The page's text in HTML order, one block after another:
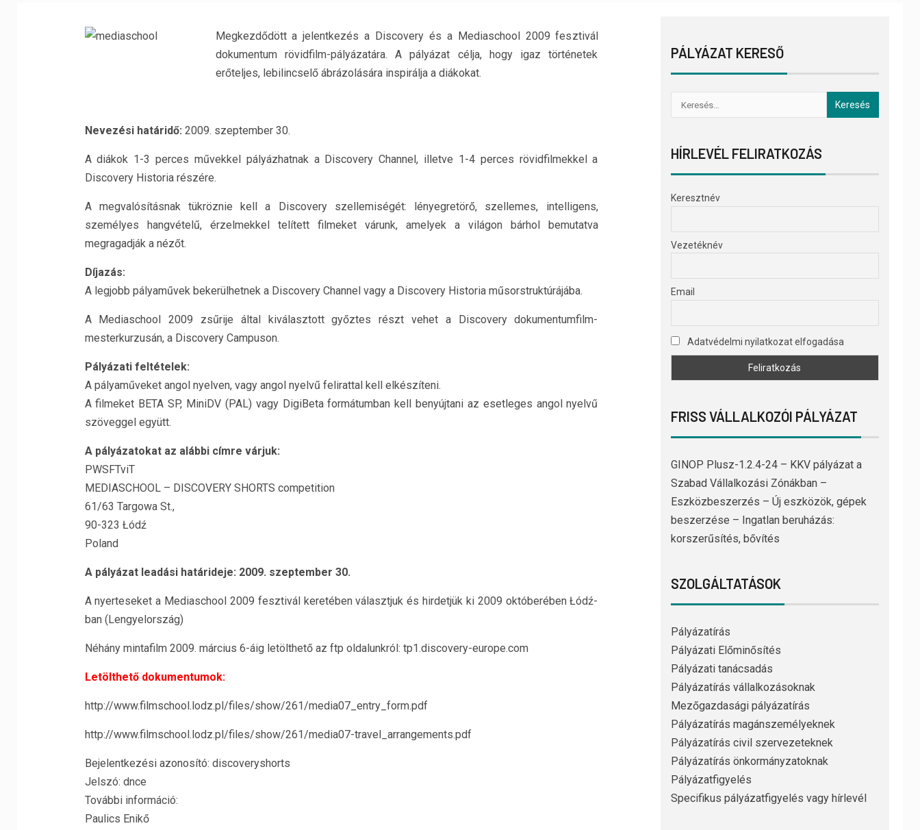
Megkezdődött a jelentkezés a Discovery és a Mediaschool 2009 fesztivál
dokumentum rövidfilm-pályázatára. A pályázat célja, hogy igaz történetek
erőteljes, lebilincselő ábrázolására inspirálja a diákokat.
Nevezési határidő: 2009. szeptember 30.
A diákok 1-3 perces művekkel pályázhatnak a Discovery Channel, illetve 1-4 perces rövidfilmekkel a
Discovery Historia részére.
A megvalósításnak tükröznie kell a Discovery szellemiségét: lényegretörő, szellemes, intelligens,
személyes hangvételű, érzelmekkel telített filmeket várunk, amelyek a világon bárhol bemutatva
megragadják a nézőt.
Díjazás:
A legjobb pályaművek bekerülhetnek a Discovery Channel vagy a Discovery Historia műsorstruktúrájába.
A Mediaschool 2009 zsűrije által kiválasztott győztes részt vehet a Discovery dokumentumfilm-
mesterkurzusán, a Discovery Campuson.
Pályázati feltételek:
A pályaműveket angol nyelven, vagy angol nyelvű felirattal kell elkészíteni.
A filmeket BETA SP, MiniDV (PAL) vagy DigiBeta formátumban kell benyújtani az esetleges angol nyelvű
szöveggel együtt.
A pályázatokat az alábbi címre várjuk:
PWSFTviT
MEDIASCHOOL – DISCOVERY SHORTS competition
61/63 Targowa St.,
90-323 Łódź
Poland
A pályázat leadási határideje: 2009. szeptember 30.
A nyerteseket a Mediaschool 2009 fesztivál keretében választjuk és hirdetjük ki 2009 októberében Łódź-
ban (Lengyelország)
Néhány mintafilm 2009. március 6-áig letölthető az ftp oldalunkról: tp1.discovery-europe.com
Letölthető dokumentumok:
http://www.filmschool.lodz.pl/files/show/261/media07_entry_form.pdf
http://www.filmschool.lodz.pl/files/show/261/media07-travel_arrangements.pdf
Bejelentkezési azonosító: discoveryshorts
Jelszó: dnce
További információ:
Paulics Enikő
PÁLYÁZAT KERESŐ
HÍRLEVÉL FELIRATKOZÁS
Keresztnév
Vezetéknév
Email
Adatvédelmi nyilatkozat elfogadása
FRISS VÁLLALKOZÓI PÁLYÁZAT
GINOP Plusz-1.2.4-24 – KKV pályázat a
Szabad Vállalkozási Zónákban –
Eszközbeszerzés – Új eszközök, gépek
beszerzése – Ingatlan beruházás:
korszerűsítés, bővítés
SZOLGÁLTATÁSOK
Pályázatírás
Pályázati Előminősítés
Pályázati tanácsadás
Pályázatírás vállalkozásoknak
Mezőgazdasági pályázatírás
Pályázatírás magánszemélyeknek
Pályázatírás civil szervezeteknek
Pályázatírás önkormányzatoknak
Pályázatfigyelés
Specifikus pályázatfigyelés vagy hírlevél